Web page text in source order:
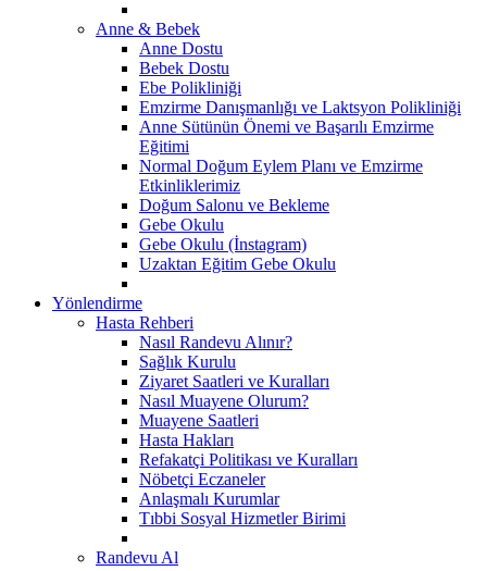
Anne & Bebek
Anne Dostu
Bebek Dostu
Ebe Polikliniği
Emzirme Danışmanlığı ve Laktsyon Polikliniği
Anne Sütünün Önemi ve Başarılı Emzirme
Eğitimi
Normal Doğum Eylem Planı ve Emzirme
Etkinliklerimiz
Doğum Salonu ve Bekleme
Gebe Okulu
Gebe Okulu (İnstagram)
Uzaktan Eğitim Gebe Okulu
Yönlendirme
Hasta Rehberi
Nasıl Randevu Alınır?
Sağlık Kurulu
Ziyaret Saatleri ve Kuralları
Nasıl Muayene Olurum?
Muayene Saatleri
Hasta Hakları
Refakatçi Politikası ve Kuralları
Nöbetçi Eczaneler
Anlaşmalı Kurumlar
Tıbbi Sosyal Hizmetler Birimi
Randevu Al